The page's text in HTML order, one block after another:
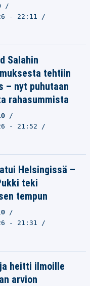
- 22:11
Salahin
tehtiin
– nyt puhutaan
rahasummista
- 21:52
Helsingissä –
teki
tempun
- 21:31
heitti ilmoille
arvion